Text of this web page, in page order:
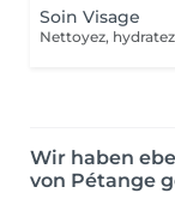
Soin Visage
Nettoyez,
Wir haben
von Pétange